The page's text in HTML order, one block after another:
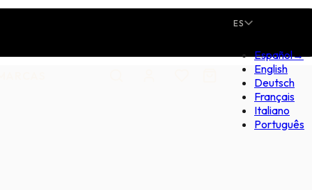
ES
Español→
English
Deutsch
Français
Italiano
Português